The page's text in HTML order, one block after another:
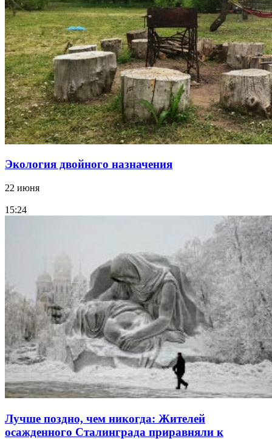
Экология двойного назначения
22 июня
15:24
Лучше поздно, чем никогда: Жителей
осажденного Сталинграда приравняли к